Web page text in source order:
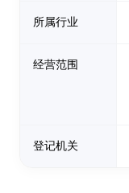
所属行业
经营范围
登记机关